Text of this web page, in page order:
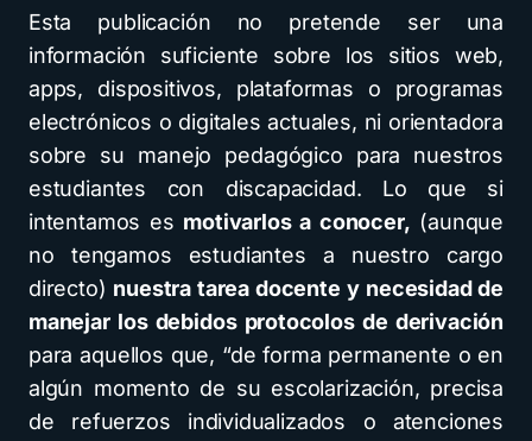
Esta publicación no pretende ser una
información suficiente sobre los sitios web,
apps, dispositivos, plataformas o programas
electrónicos o digitales actuales, ni orientadora
sobre su manejo pedagógico para nuestros
estudiantes con discapacidad. Lo que si
intentamos es motivarlos a conocer, (aunque
no tengamos estudiantes a nuestro cargo
directo) nuestra tarea docente y necesidad de
manejar los debidos protocolos de derivación
para aquellos que, “de forma permanente o en
algún momento de su escolarización, precisa
de refuerzos individualizados o atenciones